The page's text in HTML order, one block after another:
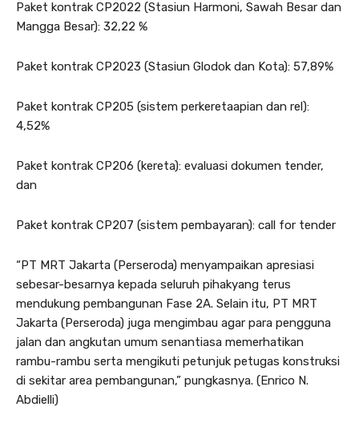
Paket kontrak CP2022 (Stasiun Harmoni, Sawah Besar dan
Mangga Besar): 32,22 %
Paket kontrak CP2023 (Stasiun Glodok dan Kota): 57,89%
Paket kontrak CP205 (sistem perkeretaapian dan rel):
4,52%
Paket kontrak CP206 (kereta): evaluasi dokumen tender,
dan
Paket kontrak CP207 (sistem pembayaran): call for tender
“PT MRT Jakarta (Perseroda) menyampaikan apresiasi
sebesar-besarnya kepada seluruh pihakyang terus
mendukung pembangunan Fase 2A. Selain itu, PT MRT
Jakarta (Perseroda) juga mengimbau agar para pengguna
jalan dan angkutan umum senantiasa memerhatikan
rambu-rambu serta mengikuti petunjuk petugas konstruksi
di sekitar area pembangunan,” pungkasnya. (Enrico N.
Abdielli)